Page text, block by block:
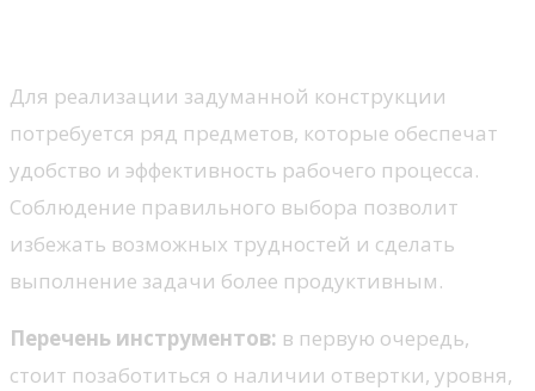
Для реализации задуманной конструкции
потребуется ряд предметов, которые обеспечат
удобство и эффективность рабочего процесса.
Соблюдение правильного выбора позволит
избежать возможных трудностей и сделать
выполнение задачи более продуктивным.
Перечень инструментов: в первую очередь,
стоит позаботиться о наличии отвертки, уровня,